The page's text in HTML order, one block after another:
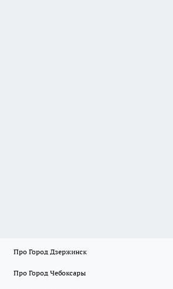
Про Город Дзержинск
Про Город Чебоксары